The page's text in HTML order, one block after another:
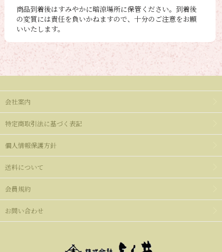
商品到着後はすみやかに暗涼場所に保管ください。到着後
の変質には責任を負いかねますので、十分のご注意をお願
いいたします。
会社案内
特定商取引法に基づく表記
個人情報保護方針
送料について
会員規約
お問い合わせ